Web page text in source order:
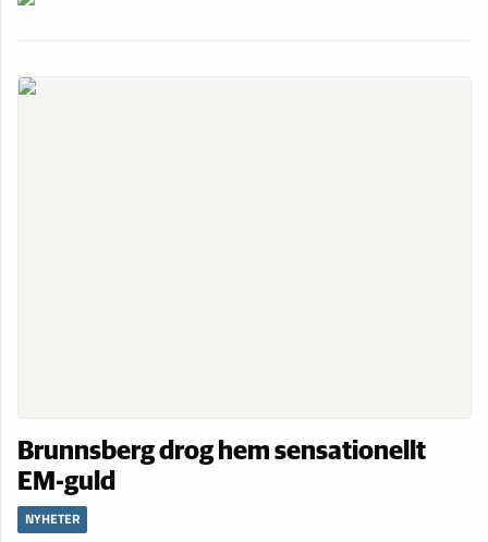
Brunnsberg drog hem sensationellt
EM-guld
NYHETER